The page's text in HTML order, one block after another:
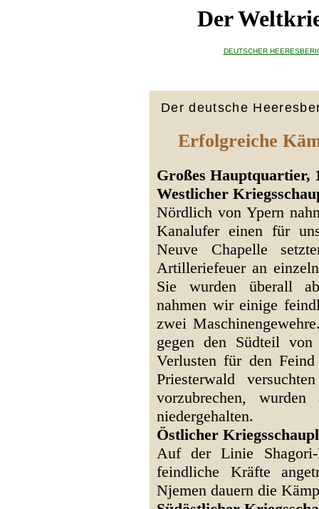
Der
DEUTSCHER
Der deutsche
Erfolgreiche
Großes Hauptquartier,
Westlicher
Nördlich von Ypern
Kanalufer einen für
Neuve Chapelle
Artilleriefeuer an
Sie wurden überall
nahmen wir einige
zwei
gegen den Südteil
Verlusten für den
Priesterwald
vorzubrechen,
niedergehalten.
Östlicher
Auf der Linie Shagori-
feindliche Kräfte
Njemen dauern die